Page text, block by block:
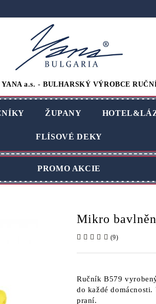
a.s. - BULHARSKÝ VÝROBCE
ŽUPANY
FLÍSOVÉ DEKY
PROMO AKCIE
Mikro
(9)
Ručník B579
do každé
praní.